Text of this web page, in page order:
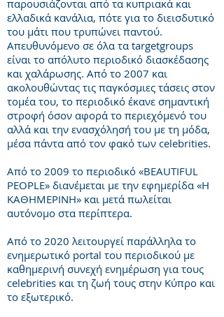
παρουσιάζονται από τα κυπριακά και
ελλαδικά κανάλια, πότε για το διεισδυτικό
του μάτι που τρυπώνει παντού.
Απευθυνόμενο σε όλα τα targetgroups
είναι το απόλυτο περιοδικό διασκέδασης
και χαλάρωσης. Από το 2007 και
ακολουθώντας τις παγκόσμιες τάσεις στον
τομέα του, το περιοδικό έκανε σημαντική
στροφή όσον αφορά το περιεχόμενό του
αλλά και την ενασχόλησή του με τη μόδα,
μέσα πάντα από τον φακό των celebrities.
Από το 2009 το περιοδικό «BEAUTIFUL
PEOPLE» διανέμεται με την εφημερίδα «Η
ΚΑΘΗΜΕΡΙΝΗ» και μετά πωλείται
αυτόνομο στα περίπτερα.
Από το 2020 λειτουργεί παράλληλα το
ενημερωτικό portal του περιοδικού με
καθημερινή συνεχή ενημέρωση για τους
celebrities και τη ζωή τους στην Κύπρο και
το εξωτερικό.